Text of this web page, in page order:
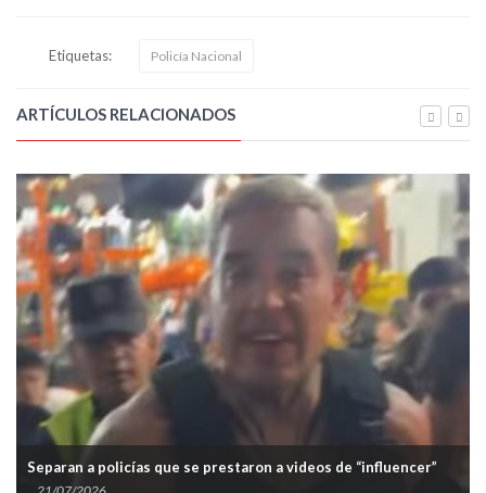
Etiquetas: Policía Nacional
ARTÍCULOS RELACIONADOS
Separan a policías que se prestaron a videos de “influencer”